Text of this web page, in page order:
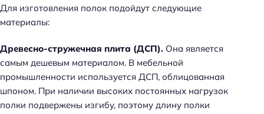
Для изготовления полок подойдут следующие
материалы:
Древесно-стружечная плита (ДСП). Она является
самым дешевым материалом. В мебельной
промышленности используется ДСП, облицованная
шпоном. При наличии высоких постоянных нагрузок
полки подвержены изгибу, поэтому длину полки